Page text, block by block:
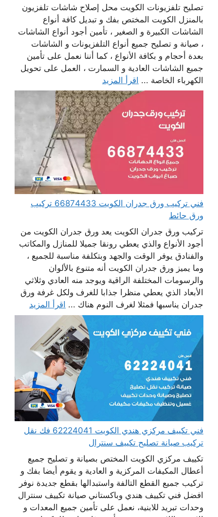
تصليح تلفزيونات الكويت محل إصلاح شاشات تلفزيون
بالمنزل الكويت المختص بفك و تبديل كافة أنواع
الشاشات الكبيرة و الصغير ، تأمين أجود أنواع الشاشات
، صيانة و تصليح جميع أنواع التلفزيونات و الشاشات
بعدة أحجام و بكافة الأنواع ، كما أننا نعمل على تأمين
جميع الشاشات العادية و السمارت ، العمل على تحويل
الكهرباء الخاصة ... اقرأ المزيد
فني تركيب ورق جدران الكويت 66874433 تركيب
ورق حائط
تركيب ورق جدران الكويت يعد ورق جدران الكويت من
أجود الأنواع والذي يعطي رونقا جميلا للمنازل والمكاتب
والفنادق يوفر الوقت والجهد وبتكلفة مناسبة للجميع ،
وما يميز ورق جدران الكويت أنه متنوع بالألوان
والرسومات المختلفة الراقية ويوجد منه العادي وثلاثي
الأبعاد الذي يعطي منظرا جذابا للغرف ولكل غرفة ورق
جدران يناسبها فمثلا لغرف النوم هناك ... اقرأ المزيد
فني تكييف مركزي هندي الكويت 62224041 فك نقل
تركيب صيانة تصليح تكييف سنترال
تكييف مركزي الكويت المختص بصيانة و تصليح جميع
أعطال المكيفات المركزية و العادية و يقوم أيضا بفك و
تركيب جميع القطع التالفة واستبدالها بقطع جديدة نوفر
افضل فني تكييف هندي وباكستاني صيانة تكييف سنترال
وحدات تبريد للابنية، نعمل على تأمين جميع المعدات و